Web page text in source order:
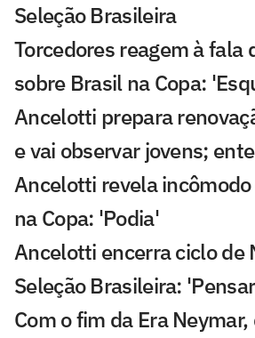
Seleção Brasileira
Torcedores reagem à fala
sobre Brasil na Copa:
Ancelotti prepara
e vai observar jovens;
Ancelotti revela
na Copa: 'Podia'
Ancelotti encerra ciclo de
Seleção Brasileira:
Com o fim da Era